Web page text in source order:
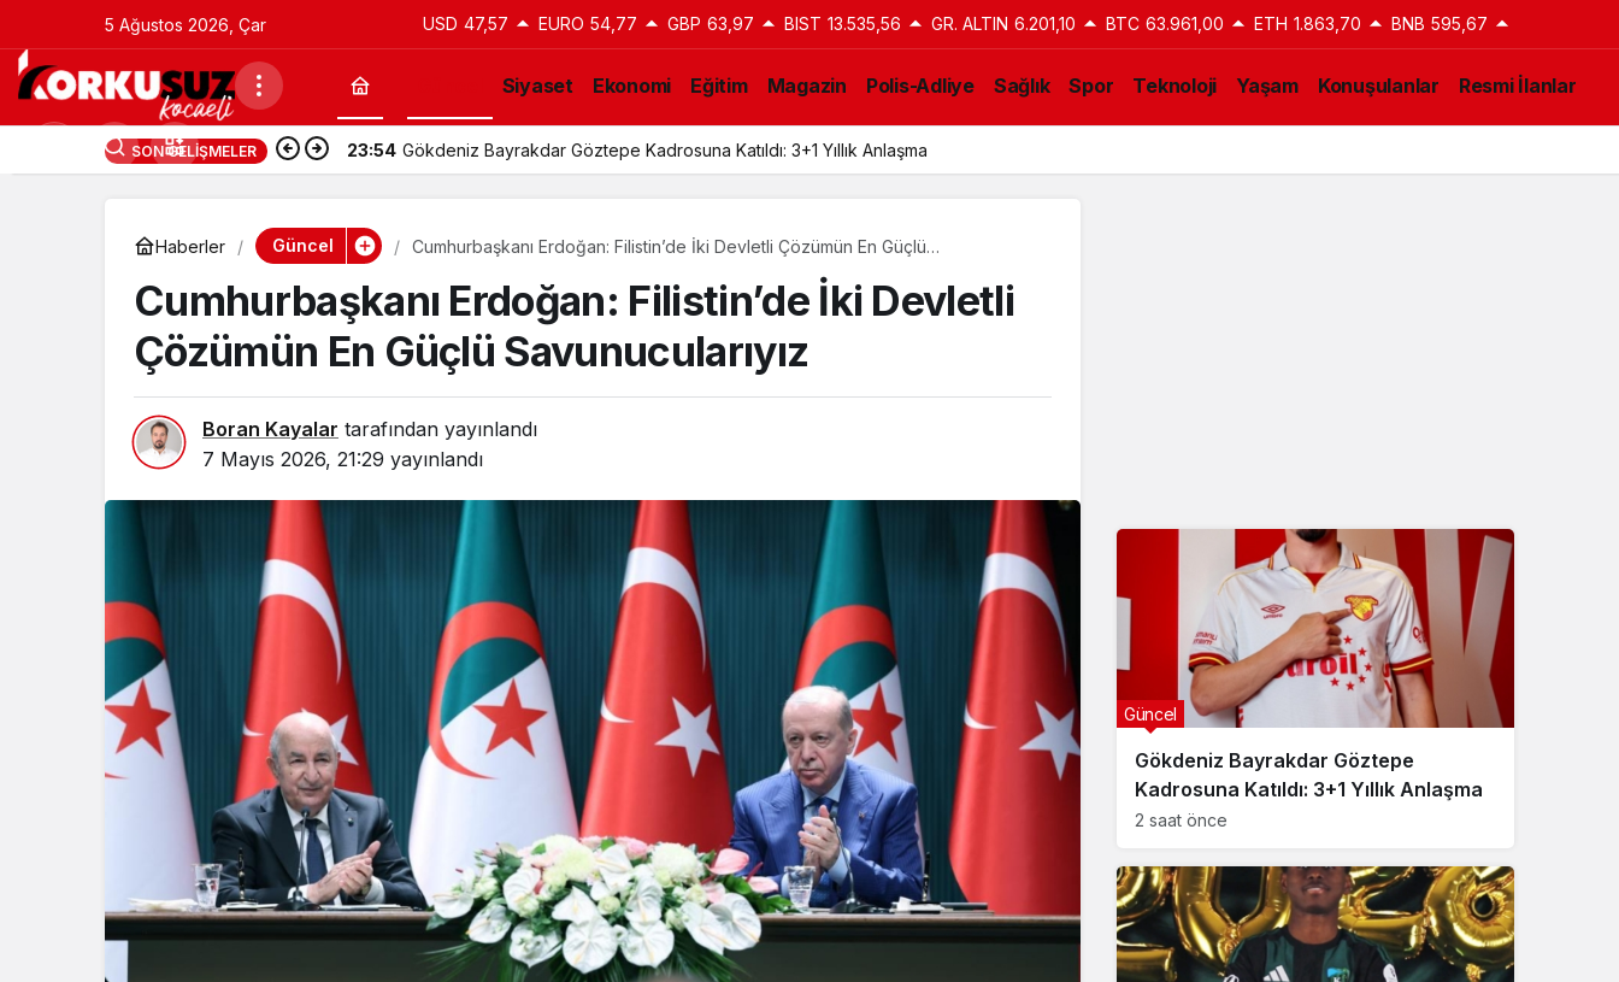
5 Ağustos 2026, Çar USD 47,57 EURO 54,77 GBP 63,97 BIST 13.535,56 GR. ALTIN 6.201,10 BTC 63.961,00 ETH 1.863,70 BNB 595,67
Siyaset Ekonomi Eğitim Magazin Polis-Adliye Sağlık Spor Teknoloji Yaşam Konuşulanlar Resmi İlanlar
SON GELIŞMELER 23:54 Gökdeniz Bayrakdar Göztepe Kadrosuna Katıldı: 3+1 Yıllık Anlaşma
Haberler Güncel
Cumhurbaşkanı Erdoğan: Filistin’de İki Devletli Çözümün En Güçlü
Cumhurbaşkanı Erdoğan: Filistin’de İki Devletli
Çözümün En Güçlü Savunucularıyız
Boran Kayalar tarafından yayınlandı
7 Mayıs 2026, 21:29 yayınlandı
Gökdeniz Bayrakdar Göztepe
Kadrosuna Katıldı: 3+1 Yıllık Anlaşma
2 saat önce
Güncel